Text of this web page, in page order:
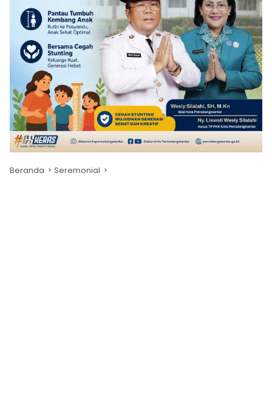
Beranda Seremonial